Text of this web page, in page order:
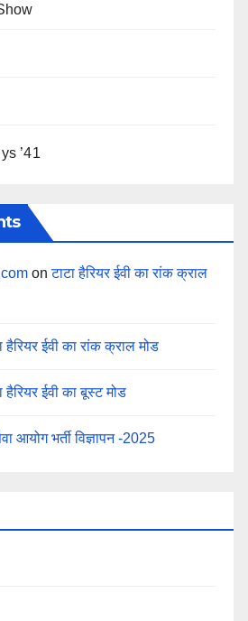
’41
onटाटा हैरियर ईवी का रांक क्राल
हैरियर ईवी का रांक क्राल मोड
हैरियर ईवी का बूस्ट मोड
आयोग भर्ती विज्ञापन -2025